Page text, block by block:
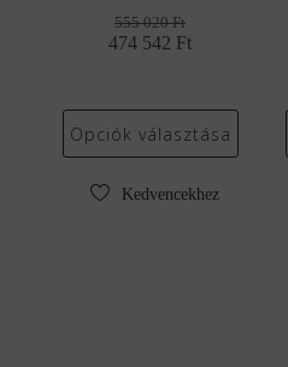
555 020Ft
Original
555
020 Ft.
474 542 Ft
Current
474
542 Ft.
Opciók választása
Kedvencekhez